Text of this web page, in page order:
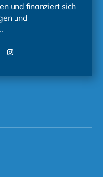
und finanziert sich
und